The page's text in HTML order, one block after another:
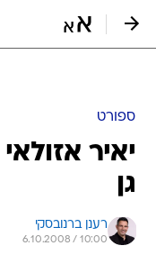
ספורט
יאיר
גן
רענן ברנובסקי
6.10.2008 / 10:00